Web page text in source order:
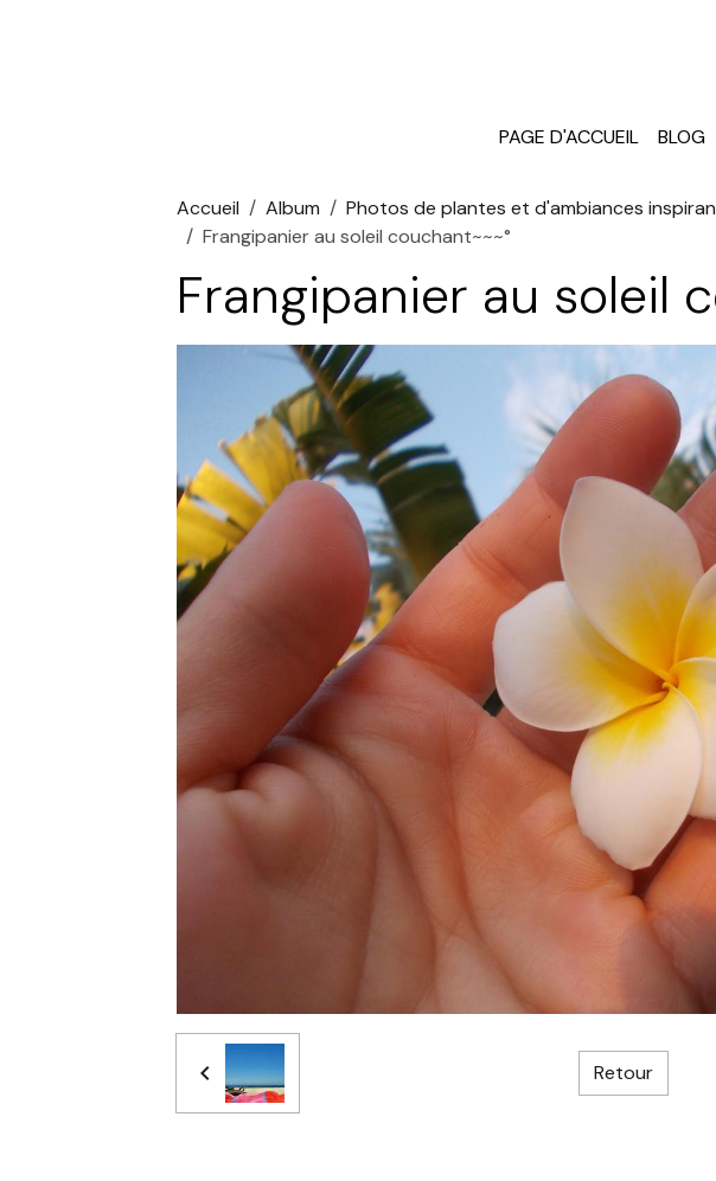
PAGE D'ACCUEIL BLOG
Accueil Album
Photos de plantes et d'ambiances
Frangipanier au soleil couchant~~~°
Frangipanier au soleil
Retour